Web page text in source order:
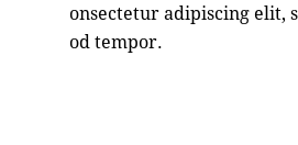
onsectetur adipiscing elit,
od tempor.